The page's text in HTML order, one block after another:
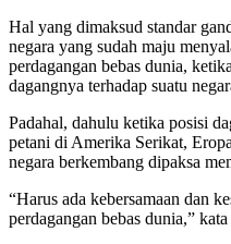
Hal yang dimaksud standar
negara yang sudah maju
perdagangan bebas dunia,
dagangnya terhadap suatu
Padahal, dahulu ketika posisi
petani di Amerika Serikat,
negara berkembang dipaksa
“Harus ada kebersamaan dan
perdagangan bebas dunia,”